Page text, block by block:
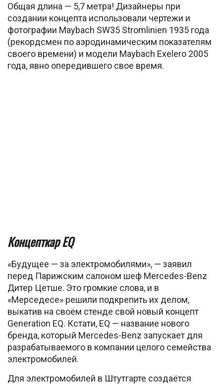
Общая длина — 5,7 метра! Дизайнеры при
создании концепта использовали чертежи и
фотографии Maybach SW35 Stromlinien 1935 года
(рекордсмен по аэродинамическим показателям
своего времени) и модели Maybach Exelero 2005
года, явно опередившего свое время.
Концепткар EQ
«Будущее — за электромобилями», — заявил
перед Парижским салоном шеф Mercedes-Benz
Дитер Цетше. Это громкие слова, и в
«Мерседесе» решили подкрепить их делом,
выкатив на своём стенде свой новый концепт
Generation EQ. Кстати, EQ — название нового
бренда, который Mercedes-Benz запускает для
разрабатываемого в компании целого семейства
электромобилей.
Для электромобилей в Штутгарте создаётся